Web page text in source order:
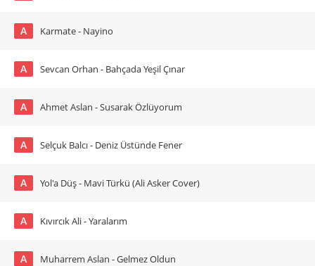
A Karmate - Nayino
A Sevcan Orhan - Bahçada Yeşil Çınar
A Ahmet Aslan - Susarak Özlüyorum
A Selçuk Balcı - Deniz Üstünde Fener
A Yol'a Düş - Mavi Türkü (Ali Asker Cover)
A Kıvırcık Ali - Yaralarım
A Muharrem Aslan - Gelmez Oldun